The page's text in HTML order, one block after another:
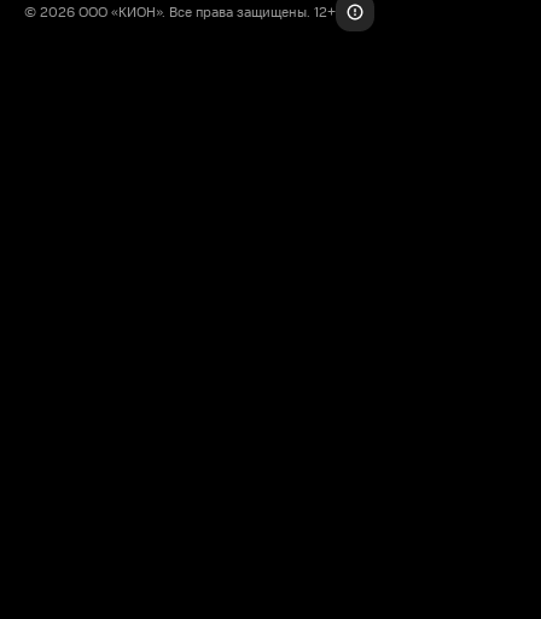
© 2026 ООО «КИОН». Все права защищены. 12+